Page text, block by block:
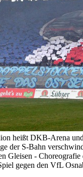
heißt DKB-Arena
der S-Bahn
Gleisen - Choreografie
gegen den VfL